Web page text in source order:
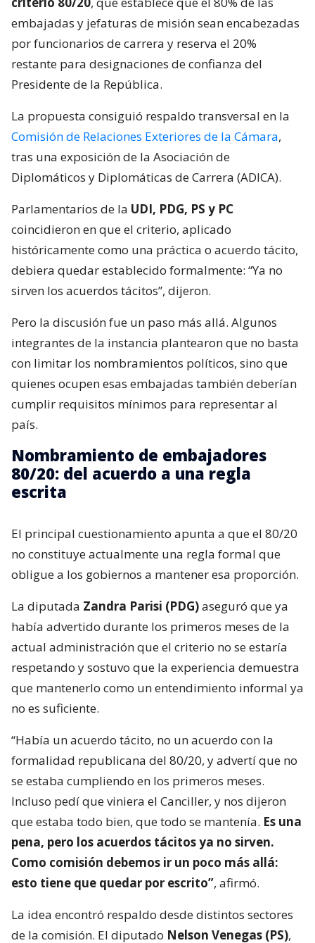
embajadas y jefaturas de misión sean encabezadas
por funcionarios de carrera y reserva el 20%
restante para designaciones de confianza del
Presidente de la República.
La propuesta consiguió respaldo transversal en la
Comisión de Relaciones Exteriores de la Cámara,
tras una exposición de la Asociación de
Diplomáticos y Diplomáticas de Carrera (ADICA).
Parlamentarios de la UDI, PDG, PS y PC
coincidieron en que el criterio, aplicado
históricamente como una práctica o acuerdo tácito,
debiera quedar establecido formalmente: “Ya no
sirven los acuerdos tácitos”, dijeron.
Pero la discusión fue un paso más allá. Algunos
integrantes de la instancia plantearon que no basta
con limitar los nombramientos políticos, sino que
quienes ocupen esas embajadas también deberían
cumplir requisitos mínimos para representar al
país.
Nombramiento de embajadores
80/20: del acuerdo a una regla
escrita
El principal cuestionamiento apunta a que el 80/20
no constituye actualmente una regla formal que
obligue a los gobiernos a mantener esa proporción.
La diputada Zandra Parisi (PDG)aseguró que ya
había advertido durante los primeros meses de la
actual administración que el criterio no se estaría
respetando y sostuvo que la experiencia demuestra
que mantenerlo como un entendimiento informal ya
no es suficiente.
“Había un acuerdo tácito, no un acuerdo con la
formalidad republicana del 80/20, y advertí que no
se estaba cumpliendo en los primeros meses.
Incluso pedí que viniera el Canciller, y nos dijeron
que estaba todo bien, que todo se mantenía. Es una
pena, pero los acuerdos tácitos ya no sirven.
Como comisión debemos ir un poco más allá:
esto tiene que quedar por escrito”, afirmó.
La idea encontró respaldo desde distintos sectores
de la comisión. El diputado Nelson Venegas (PS),